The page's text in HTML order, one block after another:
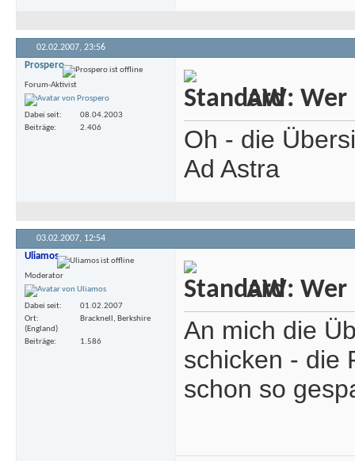
02.02.2007, 23:56
Prospero
Forum-Aktivist
Dabei seit
08.04.2003
Beiträge
2.406
AW: Wer
Oh - die
Ad Astra
03.02.2007, 12:54
Uliamos
Moderator
Dabei seit
01.02.2007
Ort
Bracknell, Berkshire
(England)
Beiträge
1.586
AW: Wer
An mich die
schicken - die
schon so